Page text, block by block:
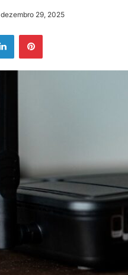
dezembro 29, 2025
LinkedinPinterest